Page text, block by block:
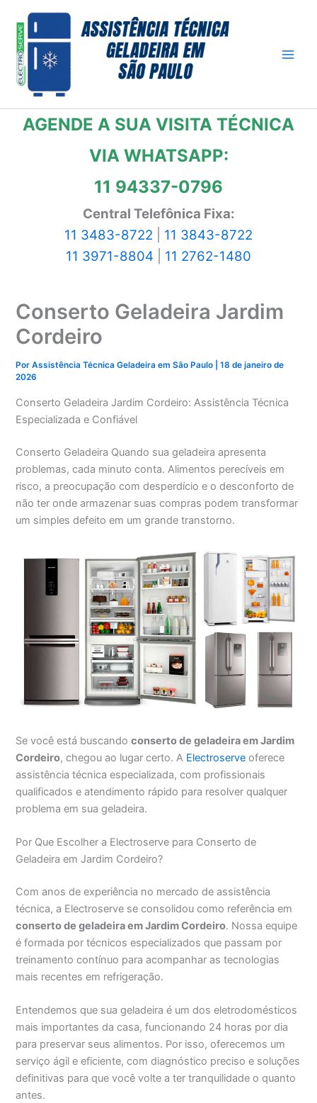
para
conteúdo
AGENDE A SUA VISITA TÉCNICA
VIA WHATSAPP:
11 94337-0796
Central Telefônica Fixa:
11 3483-8722
11 3843-8722
11 3971-8804
11 2762-1480
Conserto Geladeira Jardim
Cordeiro
PorAssistência Técnica Geladeira em São Paulo |18 de janeiro de
2026
Conserto Geladeira Jardim Cordeiro: Assistência Técnica
Especializada e Confiável
Conserto Geladeira Quando sua geladeira apresenta
problemas, cada minuto conta. Alimentos perecíveis em
risco, a preocupação com desperdício e o desconforto de
não ter onde armazenar suas compras podem transformar
um simples defeito em um grande transtorno.
Se você está buscandoconserto de geladeira em Jardim
Cordeiro, chegou ao lugar certo. A Electroserve oferece
assistência técnica especializada, com profissionais
qualificados e atendimento rápido para resolver qualquer
problema em sua geladeira.
Por Que Escolher a Electroserve para Conserto de
Geladeira em Jardim Cordeiro?
Com anos de experiência no mercado de assistência
técnica, a Electroserve se consolidou como referência em
conserto de geladeira em Jardim Cordeiro. Nossa equipe
é formada por técnicos especializados que passam por
treinamento contínuo para acompanhar as tecnologias
mais recentes em refrigeração.
Entendemos que sua geladeira é um dos eletrodomésticos
mais importantes da casa, funcionando 24 horas por dia
para preservar seus alimentos. Por isso, oferecemos um
serviço ágil e eficiente, com diagnóstico preciso e soluções
definitivas para que você volte a ter tranquilidade o quanto
antes.